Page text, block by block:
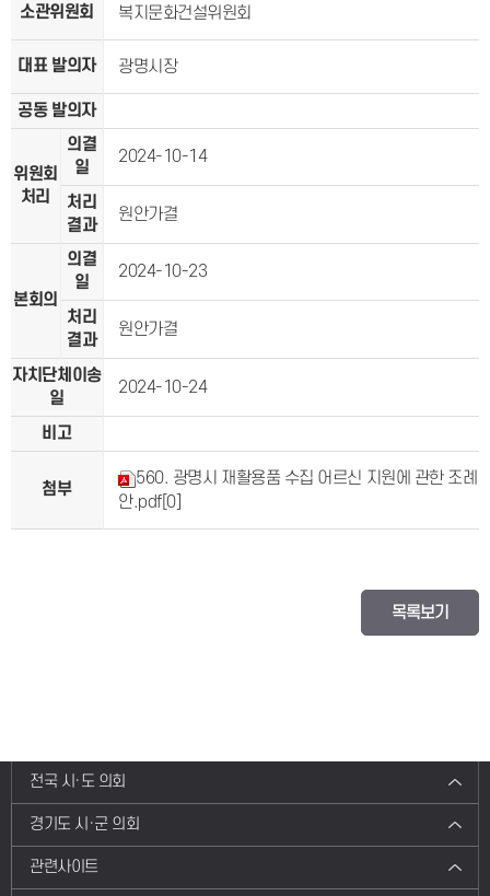
소관위원회 복지문화건설위원회
대표 발의자 광명시장
공동 발의자
위원회
처리
의결
일
2024-10-14
처리
결과
원안가결
본회의
의결
일
2024-10-23
처리
결과
원안가결
자치단체이송
일
2024-10-24
비고
첨부
560. 광명시 재활용품 수집 어르신 지원에 관한 조례
안.pdf[0]
목록보기
전국 시·도 의회
경기도 시·군 의회
관련사이트